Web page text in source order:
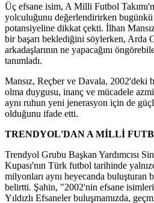
Üç efsane isim, A Milli Futbol
yolculuğunu değerlendirirken
potansiyeline dikkat çekti. İlhan
bir başarı beklediğini söylerken, Arda
arkadaşlarının ne yapacağını
tanımladı.
Mansız, Reçber ve Davala, 2002'deki
olma duygusu, inanç ve mücadele
aynı ruhun yeni jenerasyon için de
olduğunu ifade etti.
TRENDYOL'DAN A MİLLİ
Trendyol Grubu Başkan Yardımcısı
Kupası'nın Türk futbol tarihinde
milyonları aynı heyecanda buluşturan
belirtti. Şahin, "2002'nin efsane
Yıldızlı Efsaneler buluşmamızda,